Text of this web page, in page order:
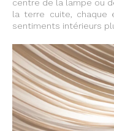
centre de la lampe ou
la terre cuite, chaque
sentiments intérieurs